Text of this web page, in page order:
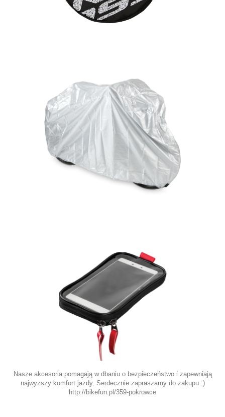
Nasze akcesoria pomagają w dbaniu o bezpieczeństwo i zapewniają
najwyższy komfort jazdy. Serdecznie zapraszamy do zakupu :)
http://bikefun.pl/359-pokrowce